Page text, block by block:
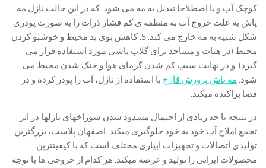
کوچک آب و یا اصطلاحا تبدیل به مه می شود. که در این حالت نازل مه
پاش به علت خروج آب به منطقه ی کم فشار ذرات را به صورت پودری
شکل شبیه به مه خارج می کند. 5. کاهش بوی بد محیط و خوشبو کردن
محیط (در هیات و مساجد برای گلاب پاشی مورد استفاده قرار می
گیرد). و در نهایت سبب کم شدن گرمای هوا و خنک شدن محیط می
شود. مه پاش پرورش قارچ با استفاده از نازل، آب را پودر کرده و در
فضا پراکنده میکند.
در نتیجه تا حد زیادی از احتمال مسدود شدن سوراخهای نازلها در اثر
تجمع املاح آب خود به خود جلوگیری میکند. اصفهان پلاست، بزرگترین
تولیدی اتصالات و تجهیزات آبیاری مختلف است که با کیفیتترین
محصولات ایرانی را تولید و عرضه میکند. هر کدام از خروجی ها با توجه